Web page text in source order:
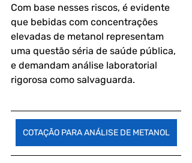
Com base nesses riscos, é evidente
que bebidas com concentrações
elevadas de metanol representam
uma questão séria de saúde pública,
e demandam análise laboratorial
rigorosa como salvaguarda.
COTAÇÃO PARA ANÁLISE DE METANOL